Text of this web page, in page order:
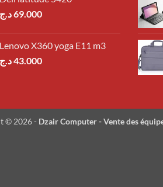
69.000د.ج
Lenovo X360 yoga E11 m3
43.000د.ج
© 2026 - Dzair Computer - Vente des